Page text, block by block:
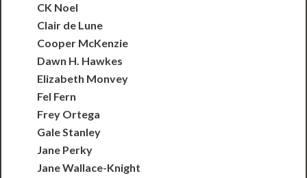
CK Noel
Clair de Lune
Cooper McKenzie
Dawn H. Hawkes
Elizabeth Monvey
Fel Fern
Frey Ortega
Gale Stanley
Jane Perky
Jane Wallace-Knight